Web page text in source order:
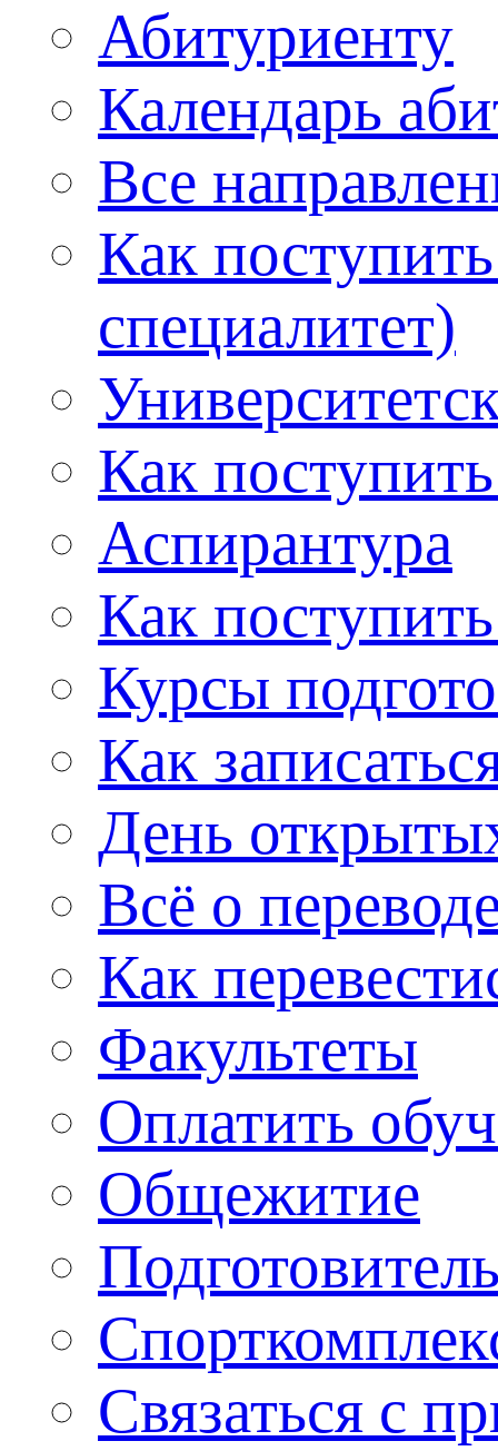
Абитуриенту
Календарь
Все
Как
специалитет)
Как
Аспирантура
Как
Курсы
Как
День
Всё о
Как
Факультеты
Оплатить
Общежитие
Связаться с